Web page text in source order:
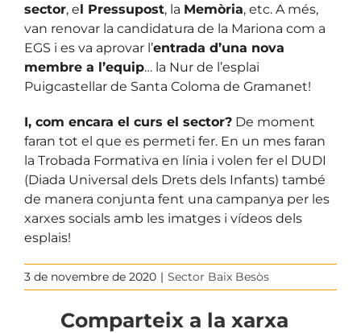
sector, el Pressupost, la Memòria, etc. A més,
van renovar la candidatura de la Mariona com a
EGS i es va aprovar l’entrada d’una nova
membre a l’equip… la Nur de l’esplai
Puigcastellar de Santa Coloma de Gramanet!
I, com encara el curs el sector? De moment
faran tot el que es permeti fer. En un mes faran
la Trobada Formativa en línia i volen fer el DUDI
(Diada Universal dels Drets dels Infants) també
de manera conjunta fent una campanya per les
xarxes socials amb les imatges i vídeos dels
esplais!
3 de novembre de 2020 | Sector Baix Besòs
Comparteix a la xarxa